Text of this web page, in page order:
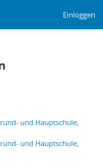
Einloggen
und Hauptschule,
und Hauptschule,